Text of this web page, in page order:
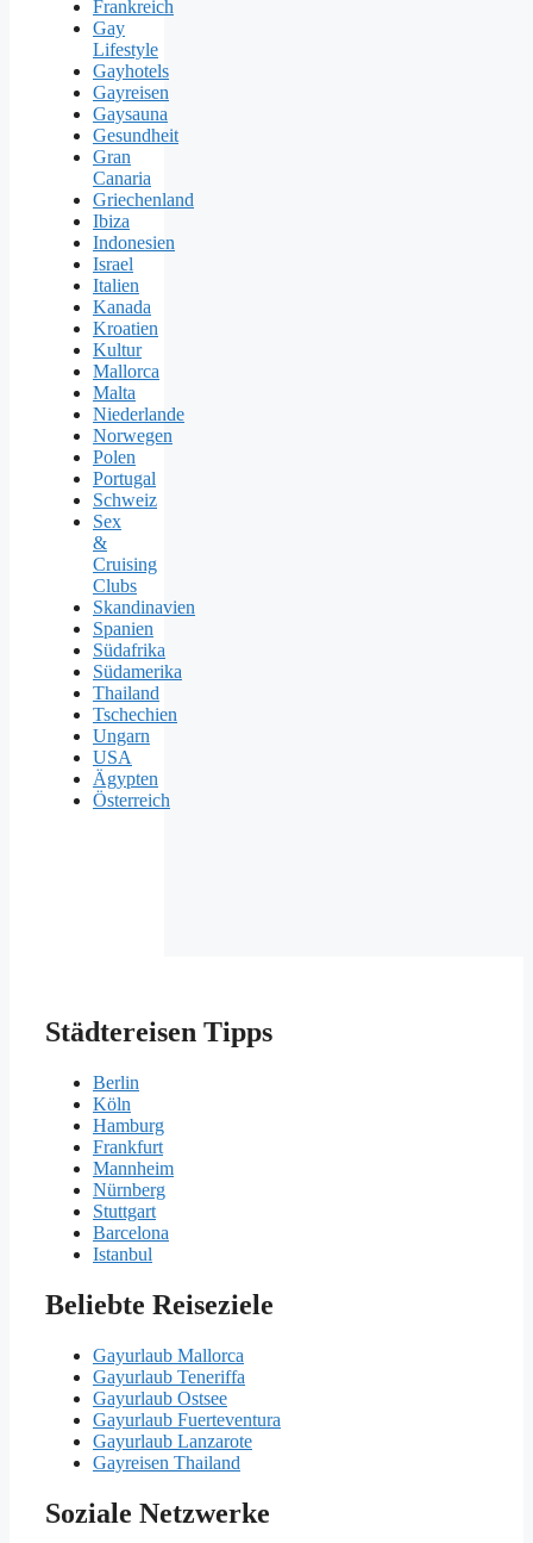
Frankreich
Gay
Lifestyle
Gayhotels
Gayreisen
Gaysauna
Gesundheit
Gran
Canaria
Griechenland
Ibiza
Indonesien
Israel
Italien
Kanada
Kroatien
Kultur
Mallorca
Malta
Niederlande
Norwegen
Polen
Portugal
Schweiz
Sex
&
Cruising
Clubs
Skandinavien
Spanien
Südafrika
Südamerika
Thailand
Tschechien
Ungarn
USA
Ägypten
Österreich
Städtereisen Tipps
Berlin
Köln
Hamburg
Frankfurt
Mannheim
Nürnberg
Stuttgart
Barcelona
Istanbul
Beliebte Reiseziele
Gayurlaub Mallorca
Gayurlaub Teneriffa
Gayurlaub Ostsee
Gayurlaub Fuerteventura
Gayurlaub Lanzarote
Gayreisen Thailand
Soziale Netzwerke